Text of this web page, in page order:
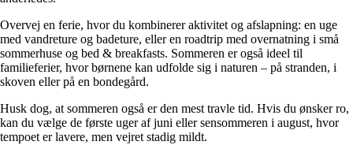
Overvej en ferie, hvor du kombinerer aktivitet og afslapning: en uge
med vandreture og badeture, eller en roadtrip med overnatning i små
sommerhuse og bed & breakfasts. Sommeren er også ideel til
familieferier, hvor børnene kan udfolde sig i naturen – på stranden, i
skoven eller på en bondegård.
Husk dog, at sommeren også er den mest travle tid. Hvis du ønsker ro,
kan du vælge de første uger af juni eller sensommeren i august, hvor
tempoet er lavere, men vejret stadig mildt.